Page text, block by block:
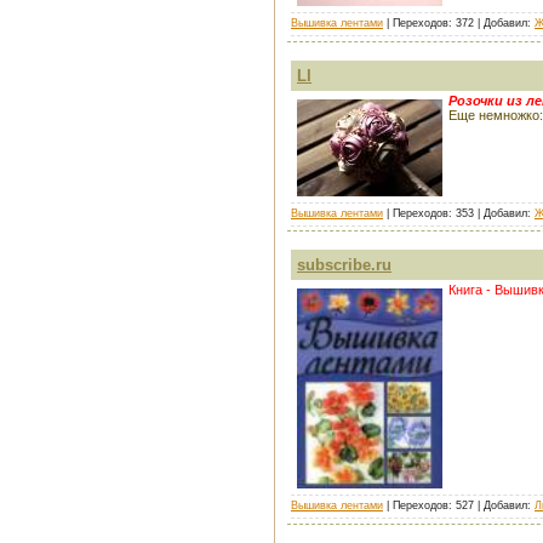
Вышивка лентами | Переходов: 372 | Добавил:
LI
Розочки из
Еще немножко:
Вышивка лентами | Переходов: 353 | Добавил:
subscribe.ru
Книга -
Вышивка лентами | Переходов: 527 | Добавил: